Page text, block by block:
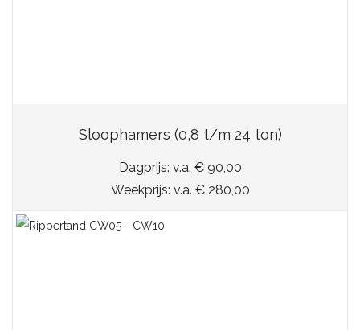
Sloophamers (0,8 t/m 24 ton)
Dagprijs: v.a. € 90,00
Weekprijs: v.a. € 280,00